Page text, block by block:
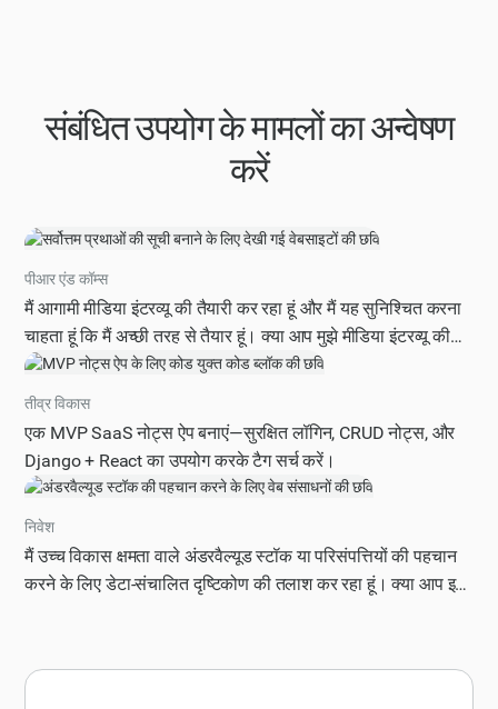
संबंधित उपयोग के मामलों का अन्वेषण
करें
पीआर एंड कॉम्स
मैं आगामी मीडिया इंटरव्यू की तैयारी कर रहा हूं और मैं यह सुनिश्चित करना
चाहता हूं कि मैं अच्छी तरह से तैयार हूं। क्या आप मुझे मीडिया इंटरव्यू की
तैयारी के लिए सबसे सही तरीकों की एक सूची प्रदान कर सकते हैं, जिसमें
मुख्य संदेश तैयार करने, कठिन प्रश्नों को हल करने और प्रभावी रूप से
अपने शोध निष्कर्षों को आम दर्शकों तक पहुंचाने के तरीके के बारे में सुझाव
शामिल हैं? कृपया क्रमांकित सूची प्रारूप में अपना जवाब दें, जिसमें प्रत्येक
सर्वोत्तम अभ्यास का स्पष्ट रूप से वर्णन और संक्षिप्त वर्णन किया गया हो।
तीव्र विकास
एक MVP SaaS नोट्स ऐप बनाएं—सुरक्षित लॉगिन, CRUD नोट्स, और
Django + React का उपयोग करके टैग सर्च करें।
निवेश
मैं उच्च विकास क्षमता वाले अंडरवैल्यूड स्टॉक या परिसंपत्तियों की पहचान
करने के लिए डेटा-संचालित दृष्टिकोण की तलाश कर रहा हूं। क्या आप इन
चरण मार्गदर्शिका प्रदान कर सकते हैं? कृपया कुछ खास मेट्रिक, टूल या